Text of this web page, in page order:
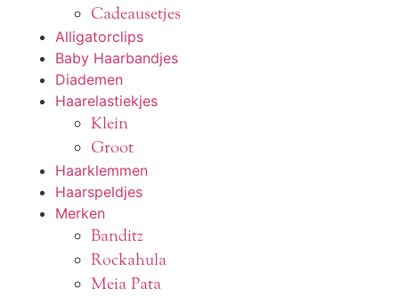
Cadeausetjes
Alligatorclips
Baby Haarbandjes
Diademen
Haarelastiekjes
Klein
Groot
Haarklemmen
Haarspeldjes
Merken
Banditz
Rockahula
Meia Pata